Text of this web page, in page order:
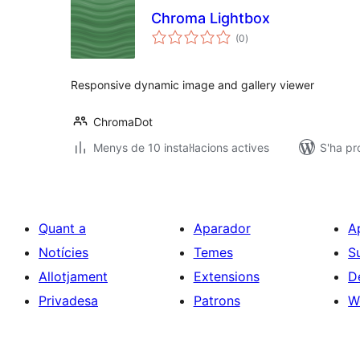
Chroma Lightbox
(0puntuacions
totals
)
Responsive dynamic image and gallery viewer
ChromaDot
Menys de 10 instal·lacions actives
S'ha
Quant a
Notícies
Allotjament
Privadesa
Aparador
Temes
Extensions
Patrons